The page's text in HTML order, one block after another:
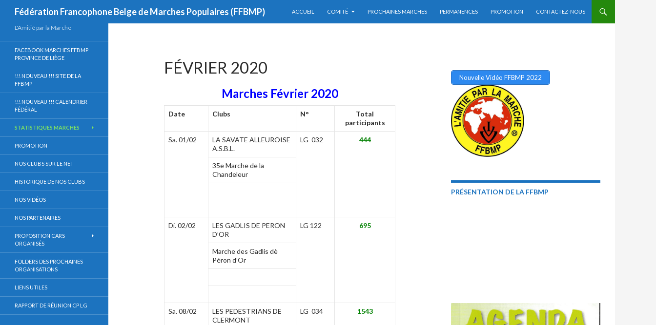
Aller
au
contenu
Fédération Francophone Belge de Marches Populaires (FFBMP) ACCUEIL COMITÉ PROCHAINES MARCHES PERMANENCES PROMOTION CONTACTEZ-NOUS
FÉVRIER 2020
Marches Février 2020
Date Clubs N°
Total
participants
Sa. 01/02
LA SAVATE ALLEUROISE
A.S.B.L.
LG 032 444
35e Marche de la
Chandeleur
Di. 02/02
LES GADLIS DE PERON
D’OR
LG 122 695
Marche des Gadlis dè
Péron d’Or
Sa. 08/02
LES PEDESTRIANS DE
CLERMONT
LG 034 1543
Nouvelle Vidéo FFBMP 2022
PRÉSENTATION DE LA FFBMP
L'Amitié par la Marche
FACEBOOK MARCHES FFBMP
PROVINCE DE LIÈGE
!!! NOUVEAU !!! SITE DE LA
FFBMP
!!! NOUVEAU !!! CALENDRIER
FÉDÉRAL
STATISTIQUES MARCHES
PROMOTION
NOS CLUBS SUR LE NET
HISTORIQUE DE NOS CLUBS
NOS VIDÉOS
NOS PARTENAIRES
PROPOSITION CARS
ORGANISÉS
FOLDERS DES PROCHAINES
ORGANISATIONS
LIENS UTILES
RAPPORT DE RÉUNION CP LG